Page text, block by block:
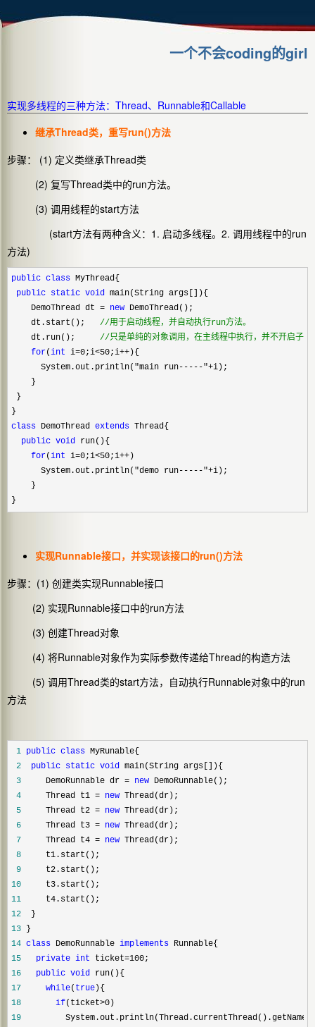
一个不会coding的girl
实现多线程的三种方法：Thread、Runnable和Callable
继承Thread类，重写run()方法
步骤： (1) 定义类继承Thread类
(2) 复写Thread类中的run方法。
(3) 调用线程的start方法
(start方法有两种含义：1. 启动多线程。2. 调用线程中的run
方法)
public class MyThread{
public static void main(String args[]){
    DemoThread dt
= new DemoThread();
    dt.start();
//用于启动线程，并自动执行run方法。
    dt.run();
//只是单纯的对象调用，在主线程中执行，并不开启子线
for(int i=0;i<50;i++ ){
      System.out.println(
"main run-----"+i);
    }
}
class DemoThread extends Thread{
public void run(){
for(int i=0;i<50;i++ )
      System.out.println(
"demo run-----"+i);
    }
}
实现Runnable接口，并实现该接口的run()方法
步骤：(1) 创建类实现Runnable接口
(2) 实现Runnable接口中的run方法
(3) 创建Thread对象
(4) 将Runnable对象作为实际参数传递给Thread的构造方法
(5) 调用Thread类的start方法，自动执行Runnable对象中的run
方法
1 public class
2
public static void
3
     DemoRunnable dr =
new
4
     Thread t1 =
new
5
     Thread t2 =
new
6
     Thread t3 =
new
7
     Thread t4 =
new
8
9
10
11
12
13
14 class DemoRunnable implements
15
private int ticket=100
16
public void
17
while( true
18
if(ticket>0
19